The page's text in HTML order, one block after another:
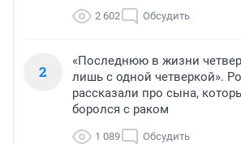
2 602 Обсудить
2
«Последнюю в жизни
лишь с одной четверкой».
рассказали про сына,
боролся с раком
1 089 Обсудить